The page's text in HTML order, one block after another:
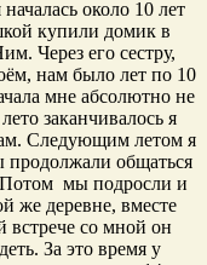
около 10 лет
купили домик в
Через его сестру,
нам было лет по 10
мне абсолютно не
заканчивалось я
Следующим летом я
продолжали общаться
Потом мы подросли и
же деревне, вместе
со мной он
За это время у